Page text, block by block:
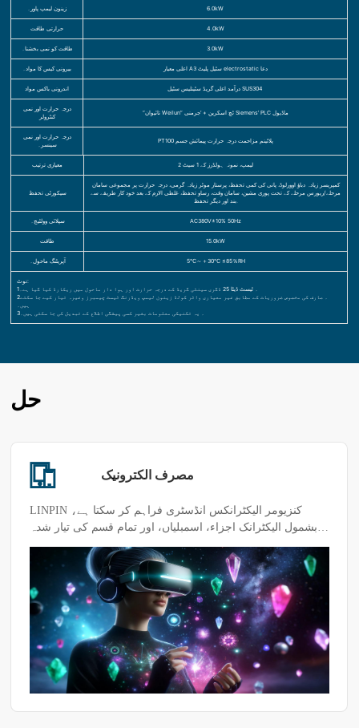
زینون لیمپ پاور۔ 6.0kW
حرارتی طاقت 4.0kW
طاقت کو نمی بخشنا۔ 3.0kW
بیرونی کیس کا مواد۔ اعلی معیار A3 سٹیل پلیٹ electrostatic دعا
اندرونی باکس مواد درآمد اعلی گریڈ سٹینلیس سٹیل SUS304
درجہ حرارت اور نمی
کنٹرولر
“تائیوان Weilun” ٹچ اسکرین + ‘جرمنی Siemens’ PLC ماڈیول
درجہ حرارت اور نمی
سینسر۔
PT100 پلاٹینم مزاحمت درجہ حرارت پیمائش جسم
معیاری ترتیب 2 لیمپ، نمونہ ہولڈرز کے 1 سیٹ
سیکورٹی تحفظ
کمپریسر زیادہ دباؤ اوورلوڈ، پانی کی کمی تحفظ، پرستار موٹر زیادہ گرمی، درجہ حرارت پر مجموعی سامان
مرحلے/ریورس مرحلے کے تحت پوری مشین، سامان وقت، رساو تحفظ، غلطی الارم کے بعد خود کار طریقے سے
بند اور دیگر تحفظ.
سپلائی وولٹیج۔ AC380V±10% 50Hz
طاقت 15.0kW
آپریٹنگ ماحول۔ 5℃～＋30℃ ≤85％RH
نوٹ:
1۔ ٹیسٹ ڈیٹا 25 ڈگری سینٹی گریڈ کے درجہ حرارت اور ہوا دار ماحول میں ریکارڈ کیا گیا ہے۔
2۔ صارف کی مخصوص ضروریات کے مطابق غیر معیاری واٹر کولڈ زینون لیمپ ویڈرنگ ٹیسٹ چیمبرز وغیرہ تیار کیے جا سکتے
ہیں۔
3۔ یہ تکنیکی معلومات بغیر کسی پیشگی اطلاع کے تبدیل کی جا سکتی ہیں۔
حل
مصرف الکترونیک
LINPIN کنزیومر الیکٹرانکس انڈسٹری فراہم کر سکتا ہے،
بشمول الیکٹرانک اجزاء، اسمبلیاں، اور تمام قسم کی تیار شدہ
کے قابل آلات اور دیگر متعلقہ صنعتی مصنوعات کی جانچ کے